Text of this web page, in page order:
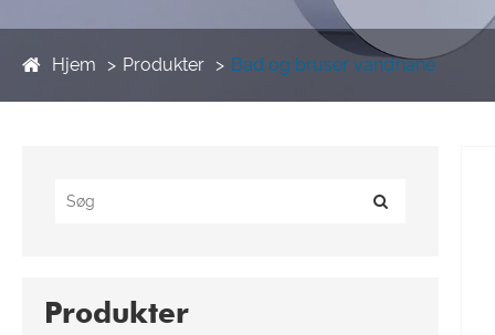
Hjem Produkter Bad og bruser vandhane
Produkter